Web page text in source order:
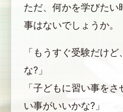
ただ、何かを学びたい
事はないでしょうか。
「もうすぐ受験だけ
な?」
「子どもに習い事を
い事がいいかな?」